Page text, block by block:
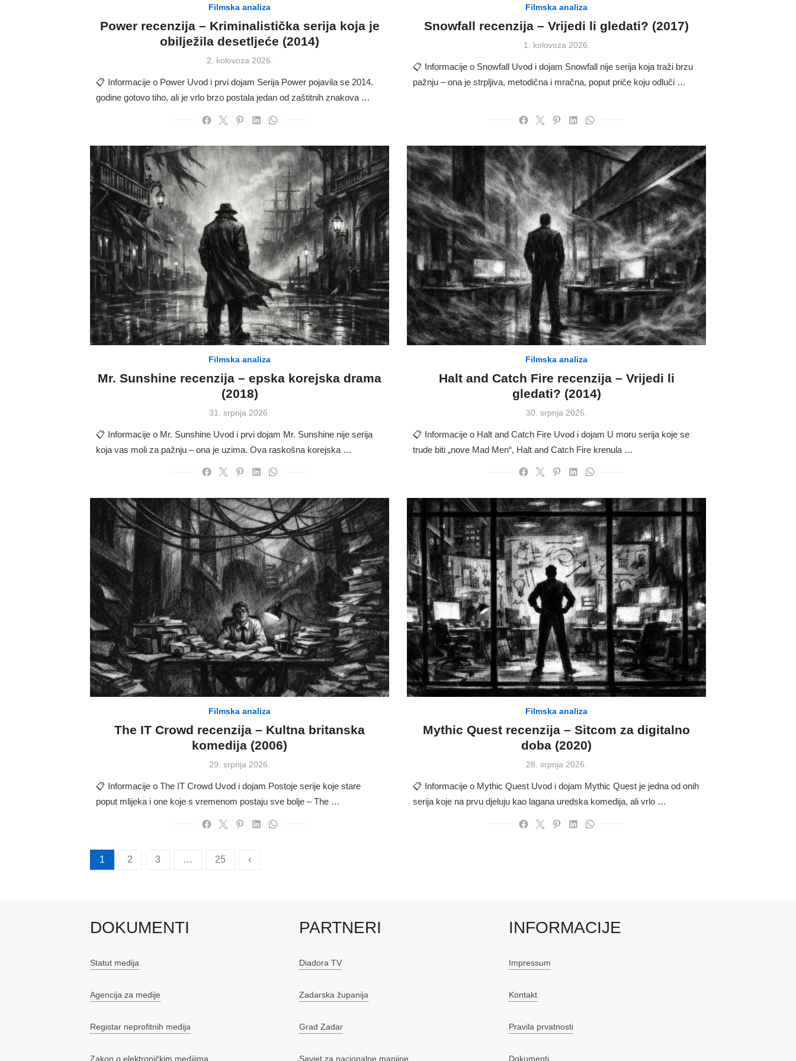
Filmska analiza
Power recenzija – Kriminalistička serija koja je
obilježila desetljeće (2014)
Posted
2. kolovoza 2026.
📋 Informacije o Power Uvod i prvi dojam Serija Power pojavila se 2014.
godine gotovo tiho, ali je vrlo brzo postala jedan od zaštitnih znakova …
Filmska analiza
Snowfall recenzija – Vrijedi li gledati? (2017)
Posted
1. kolovoza 2026.
📋 Informacije o Snowfall Uvod i dojam Snowfall nije serija koja traži brzu
pažnju – ona je strpljiva, metodična i mračna, poput priče koju odluči …
Filmska analiza
Mr. Sunshine recenzija – epska korejska drama
(2018)
Posted
31. srpnja 2026.
📋 Informacije o Mr. Sunshine Uvod i prvi dojam Mr. Sunshine nije serija
koja vas moli za pažnju – ona je uzima. Ova raskošna korejska …
Filmska analiza
Halt and Catch Fire recenzija – Vrijedi li
gledati? (2014)
Posted
30. srpnja 2026.
📋 Informacije o Halt and Catch Fire Uvod i dojam U moru serija koje se
trude biti „nove Mad Men“, Halt and Catch Fire krenula …
Filmska analiza
The IT Crowd recenzija – Kultna britanska
komedija (2006)
Posted
29. srpnja 2026.
📋 Informacije o The IT Crowd Uvod i dojam Postoje serije koje stare
poput mlijeka i one koje s vremenom postaju sve bolje – The …
Filmska analiza
Mythic Quest recenzija – Sitcom za digitalno
doba (2020)
Posted
28. srpnja 2026.
📋 Informacije o Mythic Quest Uvod i dojam Mythic Quest je jedna od onih
serija koje na prvu djeluju kao lagana uredska komedija, ali vrlo …
Brojevi
1 2 3 … 25 ‹
DOKUMENTI
Statut medija
Agencija za medije
Registar neprofitnih medija
Zakon o elektroničkim medijima
PARTNERI
Diadora TV
Zadarska županija
Grad Zadar
Savjet za nacionalne manjine
INFORMACIJE
Impressum
Kontakt
Pravila prvatnosti
Dokumenti